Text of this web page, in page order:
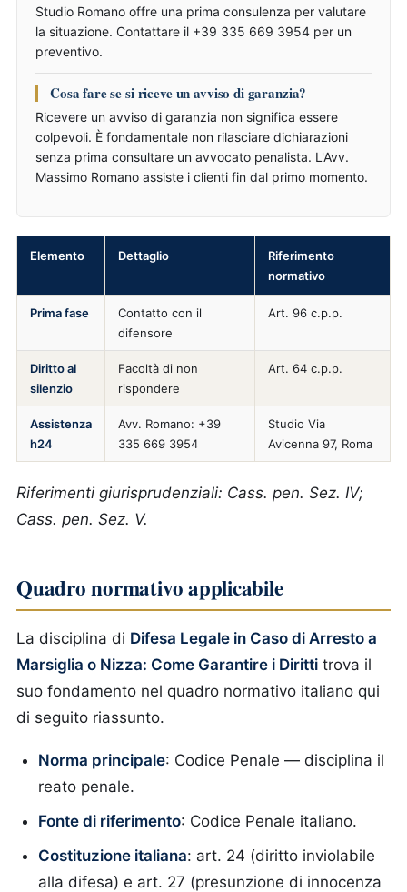
Studio Romano offre una prima consulenza per valutare
la situazione. Contattare il +39 335 669 3954 per un
preventivo.
Cosa fare se si riceve un avviso di garanzia?
Ricevere un avviso di garanzia non significa essere
colpevoli. È fondamentale non rilasciare dichiarazioni
senza prima consultare un avvocato penalista. L'Avv.
Massimo Romano assiste i clienti fin dal primo momento.
Elemento Dettaglio
Riferimento
normativo
Prima fase
Contatto con il
difensore
Art. 96 c.p.p.
Diritto al
silenzio
Facoltà di non
rispondere
Art. 64 c.p.p.
Assistenza
h24
Avv. Romano: +39
335 669 3954
Studio Via
Avicenna 97, Roma
Riferimenti giurisprudenziali: Cass. pen. Sez. IV;
Cass. pen. Sez. V.
Quadro normativo applicabile
La disciplina di Difesa Legale in Caso di Arresto a
Marsiglia o Nizza: Come Garantire i Diritti trova il
suo fondamento nel quadro normativo italiano qui
di seguito riassunto.
Norma principale: Codice Penale — disciplina il
reato penale.
Fonte di riferimento: Codice Penale italiano.
Costituzione italiana: art. 24 (diritto inviolabile
alla difesa) e art. 27 (presunzione di innocenza